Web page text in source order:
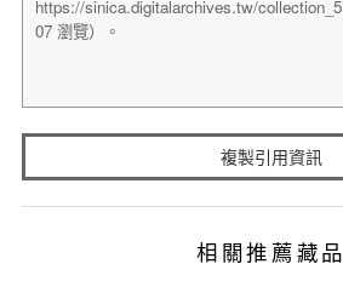
複製引用資訊
相關推薦藏品